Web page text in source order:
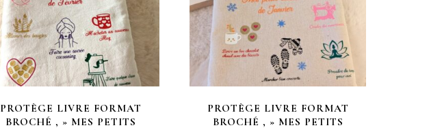
PROTÈGE LIVRE FORMAT
BROCHÉ , » MES PETITS
PROTÈGE LIVRE FORMAT
BROCHÉ , » MES PETITS